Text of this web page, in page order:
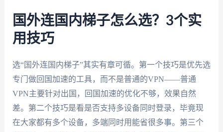
国外连国内梯子怎么选？3个实
用技巧
选“国外连国内梯子”其实有章可循。第一个技巧是优先选
专门做回国加速的工具，而不是普通的VPN——普通
VPN主要针对出国，回国加速的优化不够，效果自然
差。第二个技巧是看是否支持多设备同时登录，毕竟现
在大家都有多个设备，多端同时用能省很多事。第三个